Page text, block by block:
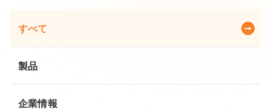
すべて
製品
企業情報